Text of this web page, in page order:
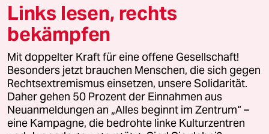
Luisa Neubauers neuestem Buch „Was wäre, wenn
wir mutig sind?“ (solange Vorrat reicht).
Jedes Quartal neu in Ihrem Briefkasten
Nur 38 Euro im Jahr
Als Prämie Luisa Neubauers „Was wäre, wenn wir
mutig sind?“
Herausgegeben von Harald Welzer
Links lesen, rechts
bekämpfen
Mit doppelter Kraft für eine offene Gesellschaft!
Besonders jetzt brauchen Menschen, die sich gegen
Rechtsextremismus einsetzen, unsere Solidarität.
Daher gehen 50 Prozent der Einnahmen aus
Neuanmeldungen an „Alles beginnt im Zentrum“ –
eine Kampagne, die bedrohte linke Kulturzentren